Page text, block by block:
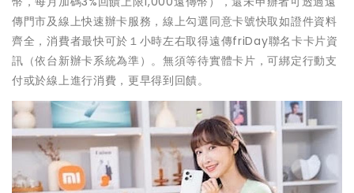
傳門市及線上快速辦卡服務，線上勾選同意卡號快取如證件資料
齊全，消費者最快可於１小時左右取得遠傳friDay聯名卡卡片資
訊（依台新辦卡系統為準）。無須等待實體卡片，可綁定行動支
付或於線上進行消費，更早得到回饋。